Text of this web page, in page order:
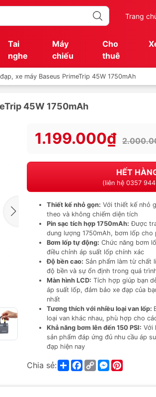
Trang
Tai
nghe
Máy
chiếu
Cho
thuê
xe máy Baseus PrimeTrip 45W 1750mAh
45W 1750mAh
1.199.000₫
HẾT
(liên hệ 0357
Thiết kế nhỏ gọn: Với thiết kế nhỏ
theo và không chiếm diện tích
Pin sạc tích hợp 1750mAh: Được
dung lượng 1750mAh, bơm lốp cho
Bơm lốp tự động: Chức năng bơm
điều chỉnh áp suất lốp chính xác
Độ bền cao: Sản phẩm làm từ chất
độ bền và sự ổn định trong quá
Màn hình LCD: Tích hợp giúp bạn
áp suất lốp, đảm bảo xe đạp của
nhất
Tương thích với nhiều loại van lốp:
loại van khác nhau, phù hợp cho
Khả năng bơm lên đến 150 PSI: Với
sản phẩm đáp ứng đủ nhu cầu áp
đạp hiện nay
Chia sẻ: ShareFacebook
Copy
Link
Messenger